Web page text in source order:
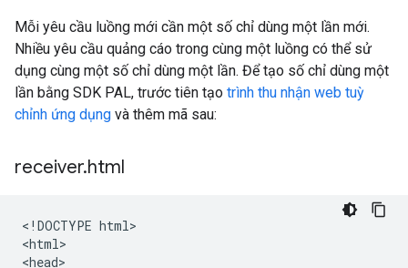
Mỗi yêu cầu luồng mới cần một số chỉ dùng một lần mới.
Nhiều yêu cầu quảng cáo trong cùng một luồng có thể sử
dụng cùng một số chỉ dùng một lần. Để tạo số chỉ dùng một
lần bằng SDK PAL, trước tiên tạo trình thu nhận web tuỳ
chỉnh ứng dụng và thêm mã sau:
receiver.html
<!DOCTYPE html>
<html>
<head>